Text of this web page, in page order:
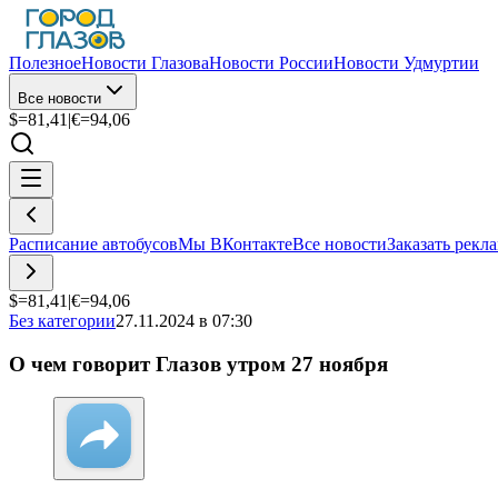
ПолезноеНовости ГлазоваНовости РоссииНовости Удмуртии
Все новости
$=81,41 |€=94,06
Расписание автобусовМы ВКонтактеВсе новостиЗаказать
$=81,41 |€=94,06
Без категории27.11.2024 в 07:30
О чем говорит Глазов утром 27 ноября